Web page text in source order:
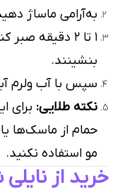
به‌آرامی ماساژ
۱ تا ۲ دقیقه
بنشینند.
سپس با آب ولرم
نکته طلایی: برای
حمام از ماسک‌ها
مو استفاده نکنید.
خرید از